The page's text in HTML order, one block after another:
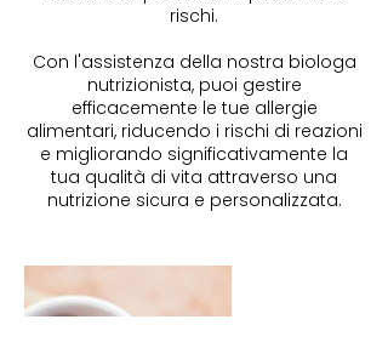
rischi.
Con l'assistenza della nostra biologa
nutrizionista, puoi gestire
efficacemente le tue allergie
alimentari, riducendo i rischi di reazioni
e migliorando significativamente la
tua qualità di vita attraverso una
nutrizione sicura e personalizzata.